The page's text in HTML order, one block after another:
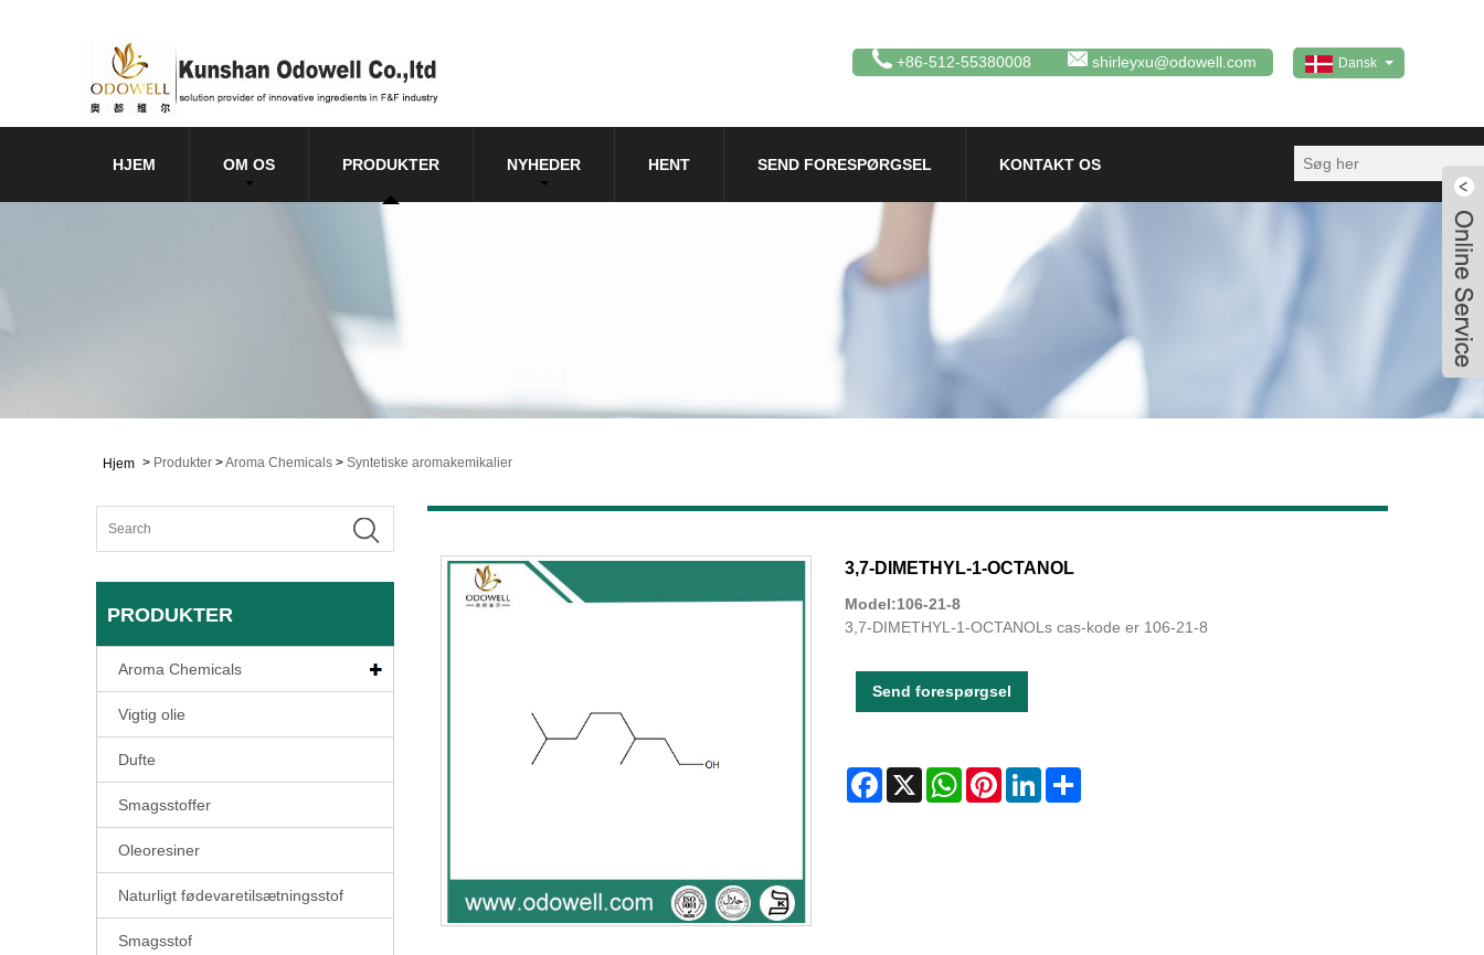
Dansk
+86-512-55380008 shirleyxu@odowell.com
HJEM OM OS PRODUKTER NYHEDER HENT SEND FORESPØRGSEL KONTAKT OS
Hjem > Produkter >Aroma Chemicals > Syntetiske aromakemikalier
PRODUKTER
Aroma Chemicals
Vigtig olie
Dufte
Smagsstoffer
Oleoresiner
Naturligt fødevaretilsætningsstof
Smagsstof
3,7-DIMETHYL-1-OCTANOL
Model:106-21-8
3,7-DIMETHYL-1-OCTANOLs cas-kode er 106-21-8
Send forespørgsel
Facebook
X WhatsAppPinterestLinkedInShare